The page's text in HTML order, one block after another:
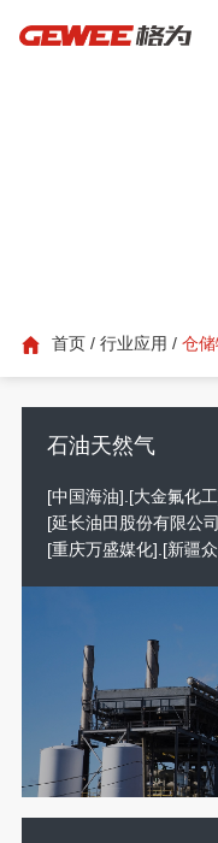
首页/ 行业应用 / 仓
石油天然气
[中国海油].[大金氟化
[延长油田股份有限公
[重庆万盛媒化].[新疆